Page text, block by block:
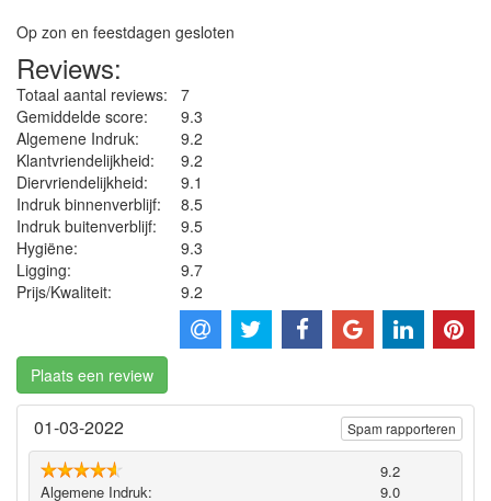
Op zon en feestdagen gesloten
Reviews:
Totaal aantal reviews:
7
Gemiddelde score:
9.3
Algemene Indruk:
9.2
Klantvriendelijkheid:
9.2
Diervriendelijkheid:
9.1
Indruk binnenverblijf:
8.5
Indruk buitenverblijf:
9.5
Hygiëne‎:
9.3
Ligging:
9.7
Prijs/Kwaliteit:
9.2
Plaats een review
01-03-2022
9.2
Algemene Indruk:
9.0
Spam rapporteren